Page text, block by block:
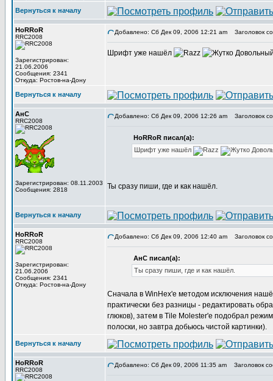
Вернуться к началу
HoRRoR
RRC2008
Зарегистрирован:
21.06.2006
Сообщения: 2341
Откуда: Ростов-на-Дону
Добавлено: Сб Дек 09, 2006 12:21 am Заголовок
Шрифт уже нашёл
Вернуться к началу
АнС
RRC2008
Зарегистрирован: 08.11.2003
Сообщения: 2818
Добавлено: Сб Дек 09, 2006 12:26 am Заголовок
HoRRoR писал(а):
Шрифт уже нашёл
Ты сразу пиши, где и как нашёл.
Вернуться к началу
HoRRoR
RRC2008
Зарегистрирован:
21.06.2006
Сообщения: 2341
Откуда: Ростов-на-Дону
Добавлено: Сб Дек 09, 2006 12:40 am Заголовок
АнС писал(а):
Ты сразу пиши, где и как нашёл.
Сначала в WinHex'е методом исключения
практически без разницы - редактировать
глюков), затем в Tile Molester'е подобрал
полоски, но завтра добьюсь чистой картинки).
Вернуться к началу
HoRRoR
RRC2008
Добавлено: Сб Дек 09, 2006 11:35 am Заголовок